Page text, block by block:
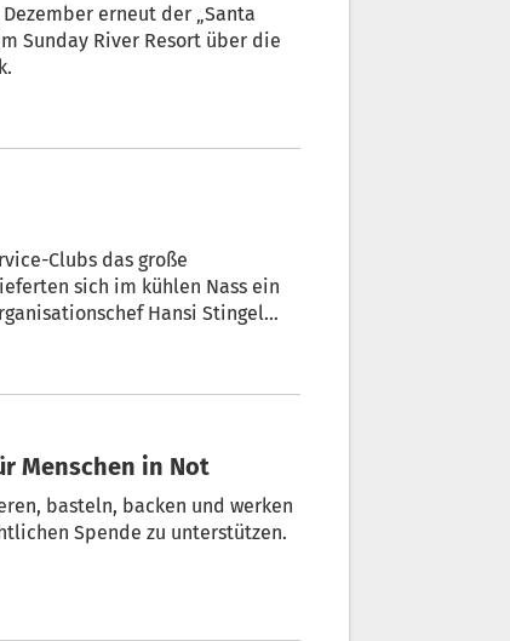
erneut der „Santa
Sunday River Resort über die
Clubs das große
sich im kühlen Nass ein
Hansi Stingel
Menschen in Not
basteln, backen und werken
Spende zu unterstützen.